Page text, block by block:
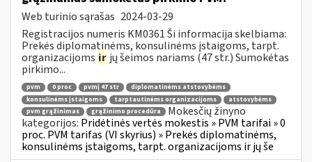
Web turinio sąrašas 2024-03-29
Registracijos numeris KM0361 Ši informacija skelbiama:
Prekės diplomatinėms, konsulinėms įstaigoms, tarpt.
organizacijoms ir jų šeimos nariams (47 str.) Sumokėtas
pirkimo...
pvm 0 proc pvmį 47 str
diplomatinėms atstovybėms
konsulinėms įstaigoms
tarptautinėms organizacijoms
atstovybėms
pvm grąžinimas
grąžinimo procedūra
Mokesčių žinyno
kategorijos: Pridėtinės vertės mokestis » PVM tarifai » 0
proc. PVM tarifas (VI skyrius) » Prekės diplomatinėms,
konsulinėms įstaigoms, tarpt. organizacijoms ir jų še